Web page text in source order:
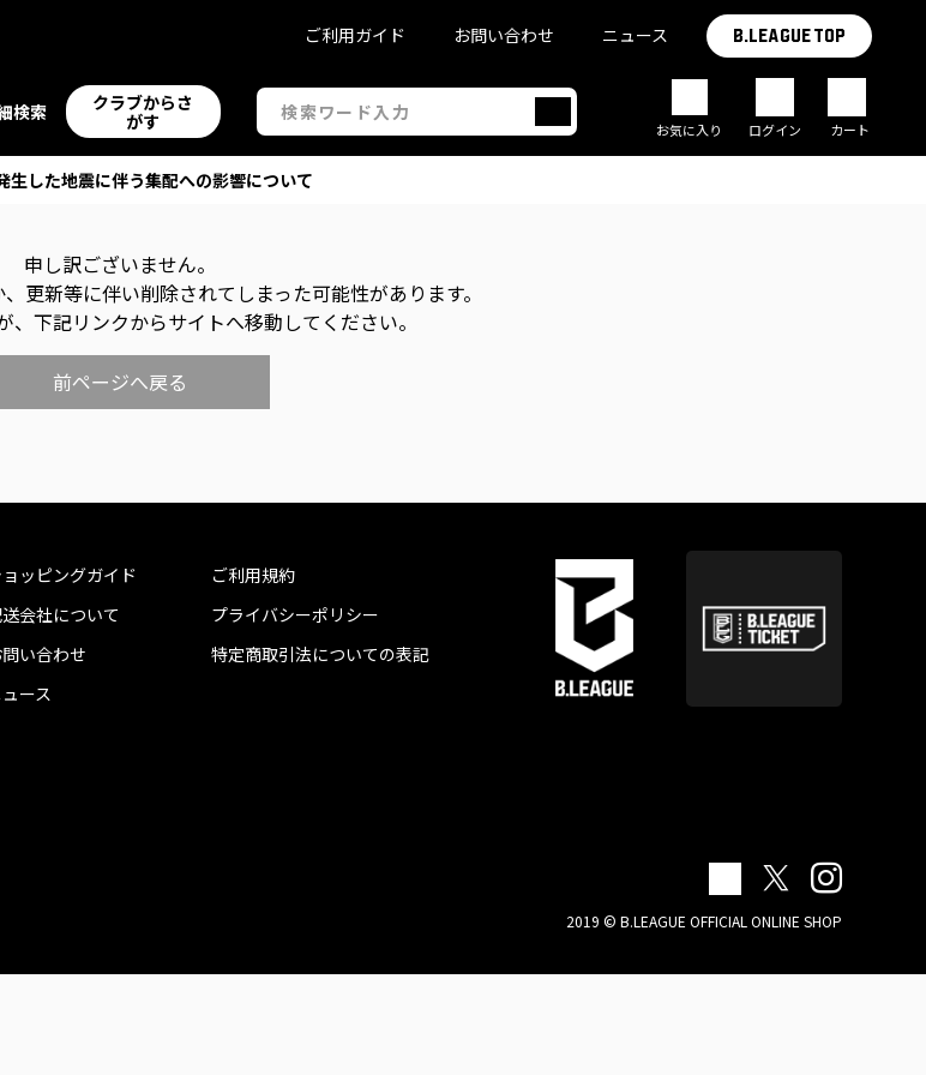
検索
クラブからさ
がす
ご利用ガイド お問い合わせ ニュース B.LEAGUE TOP
お気に入り ログイン カート
生した地震に伴う集配への影響について
申し訳ございません。
更新等に伴い削除されてしまった可能性があります。
、下記リンクからサイトへ移動してください。
前ページへ戻る
ッピングガイド
会社について
問い合わせ
ース
ご利用規約
プライバシーポリシー
特定商取引法についての表記
2019 © B.LEAGUE OFFICIAL ONLINE SHOP